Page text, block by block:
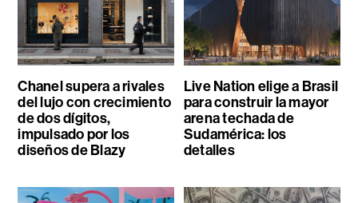
Chanel supera a rivales
del lujo con crecimiento
de dos dígitos,
impulsado por los
diseños de Blazy
Live Nation elige a Brasil
para construir la mayor
arena techada de
Sudamérica: los
detalles